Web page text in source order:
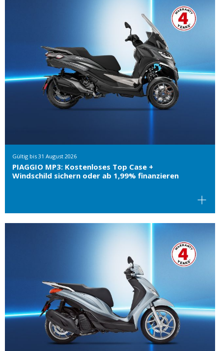
Gültig bis 31 August 2026
PIAGGIO MP3: Kostenloses Top Case +
Windschild sichern oder ab 1,99% finanzieren